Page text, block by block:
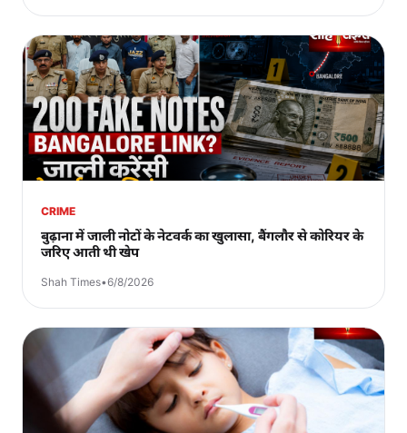
CRIME
बुढ़ाना में जाली नोटों के नेटवर्क का खुलासा, बैंगलौर से कोरियर के
जरिए आती थी खेप
Shah Times•6/8/2026